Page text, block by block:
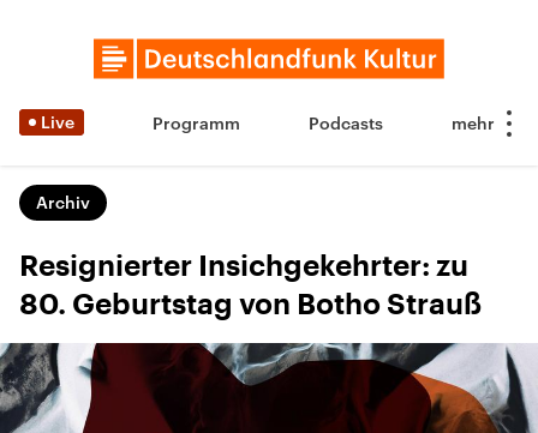
Live Programm Podcasts
Archiv
Resignierter Insichgekehrter: zu
80. Geburtstag von Botho Strauß